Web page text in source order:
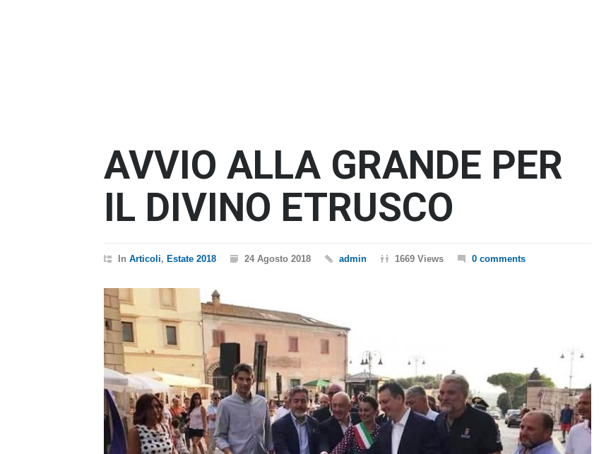
AVVIO ALLA GRANDE PER
IL DIVINO ETRUSCO
In Articoli, Estate 2018 24 Agosto 2018 admin 1669 Views 0 comments